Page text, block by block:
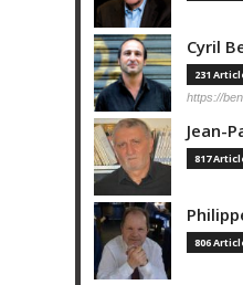
Cyril
231
https://
Jean-
817
806